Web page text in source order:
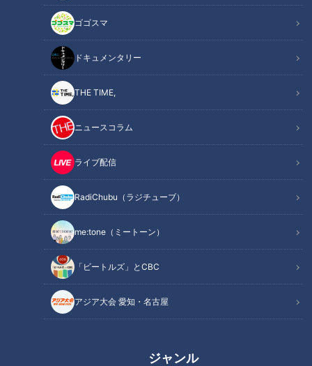
ゴゴスマ
ドキュメンタリー
THE TIME,
ニュースコラム
ライブ配信
RadiChubu（ラジチューブ）
me:tone（ミートーン）
「ビートルズ」とCBC
アジア大会 愛知・名古屋
ジャンル
記事に戻る
この記事を見たあなたへのおすすめ
団「ナゴリック」が手掛ける“若